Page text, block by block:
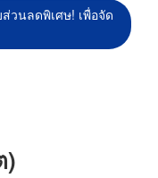
วนลดพิเศษ! เพื่อจัด
)